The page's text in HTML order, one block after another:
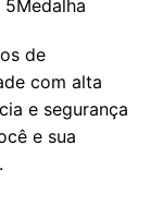
de
com alta
e segurança
e sua